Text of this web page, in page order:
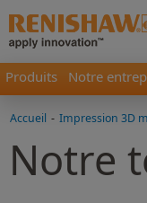
Produits Notre
Accueil - Impression 3D
Notre